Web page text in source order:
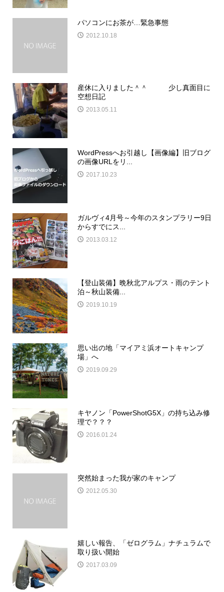
パソコンにお茶が…緊急事態
2012.10.18
産休に入りました＾＾ 少し真面目に
空想日記
2013.05.11
WordPressへお引越し【画像編】旧ブログ
の画像URLをリ...
2017.10.23
ガルヴィ4月号～今年のスタンプラリー9日
からすでにス...
2013.03.12
【登山装備】晩秋北アルプス・雨のテント
泊～秋山装備...
2019.10.19
思い出の地「マイアミ浜オートキャンプ
場」へ
2019.09.29
キヤノン「PowerShotG5X」の持ち込み修
理で？？？
2016.01.24
突然始まった我が家のキャンプ
2012.05.30
嬉しい報告、「ゼログラム」ナチュラムで
取り扱い開始
2017.03.09